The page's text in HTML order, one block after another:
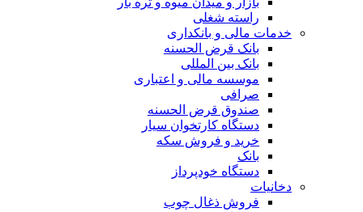
راسته شغلی
خدمات مالی و بانکداری
بانک قرض الحسنه
بانک بین المللی
موسسه مالی و اعتباری
صرافی
صندوق قرض الحسنه
دستگاه کارتخوان سیار
خرید و فروش سکه
بانک
دستگاه خودپرداز
دخانیات
فروش ذغال چوب